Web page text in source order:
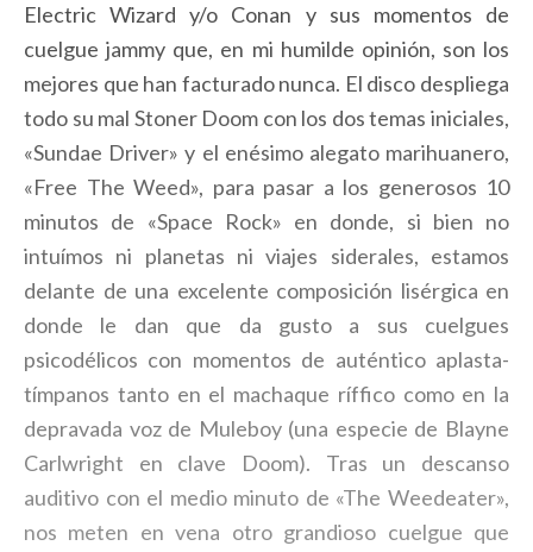
Electric Wizard y/o Conan y sus momentos de
cuelgue jammy que, en mi humilde opinión, son los
mejores que han facturado nunca. El disco despliega
todo su mal Stoner Doom con los dos temas iniciales,
«Sundae Driver» y el enésimo alegato marihuanero,
«Free The Weed», para pasar a los generosos 10
minutos de «Space Rock» en donde, si bien no
intuímos ni planetas ni viajes siderales, estamos
delante de una excelente composición lisérgica en
donde le dan que da gusto a sus cuelgues
psicodélicos con momentos de auténtico aplasta-
tímpanos tanto en el machaque ríffico como en la
depravada voz de Muleboy (una especie de Blayne
Carlwright en clave Doom). Tras un descanso
auditivo con el medio minuto de «The Weedeater»,
nos meten en vena otro grandioso cuelgue que